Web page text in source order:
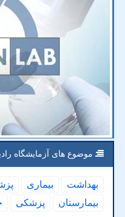
موضوع های آزمایشگاه
بهداشت بیماری
بیمارستان
پزشكی